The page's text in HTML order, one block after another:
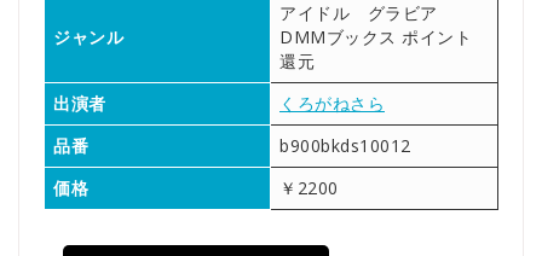
ジャンル
アイドル グラビア
DMMブックス ポイント
還元
出演者
くろがねさら
品番
b900bkds10012
価格
￥2200